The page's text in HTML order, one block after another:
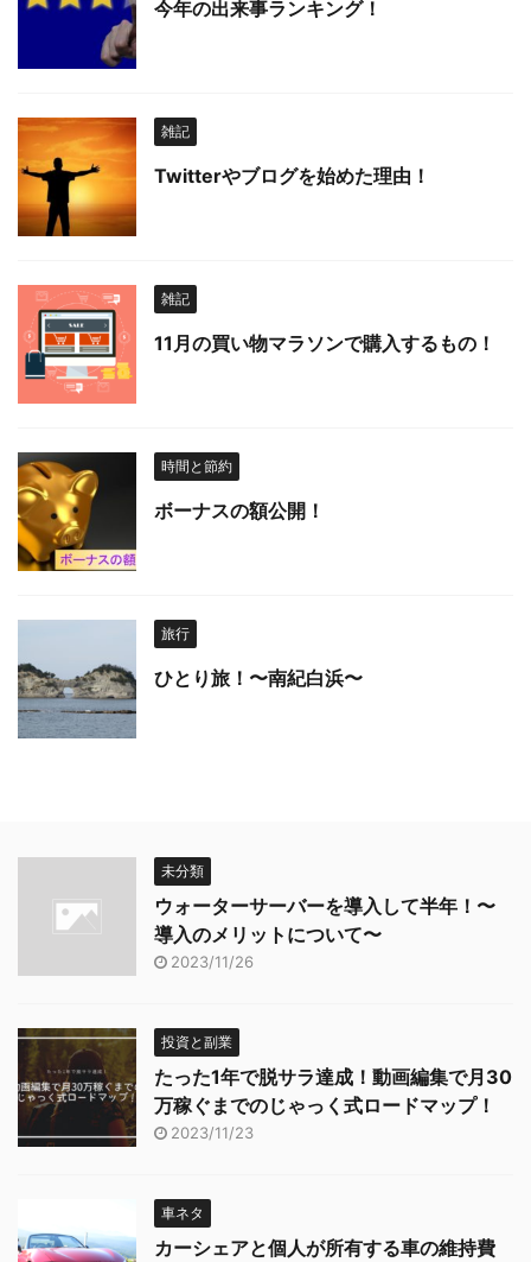
今年の出来事ランキング！
雑記
Twitterやブログを始めた理由！
雑記
11月の買い物マラソンで購入するもの！
時間と節約
ボーナスの額公開！
旅行
ひとり旅！〜南紀白浜〜
未分類
ウォーターサーバーを導入して半年！〜
導入のメリットについて〜
2023/11/26
投資と副業
たった1年で脱サラ達成！動画編集で月30
万稼ぐまでのじゃっく式ロードマップ！
2023/11/23
車ネタ
カーシェアと個人が所有する車の維持費